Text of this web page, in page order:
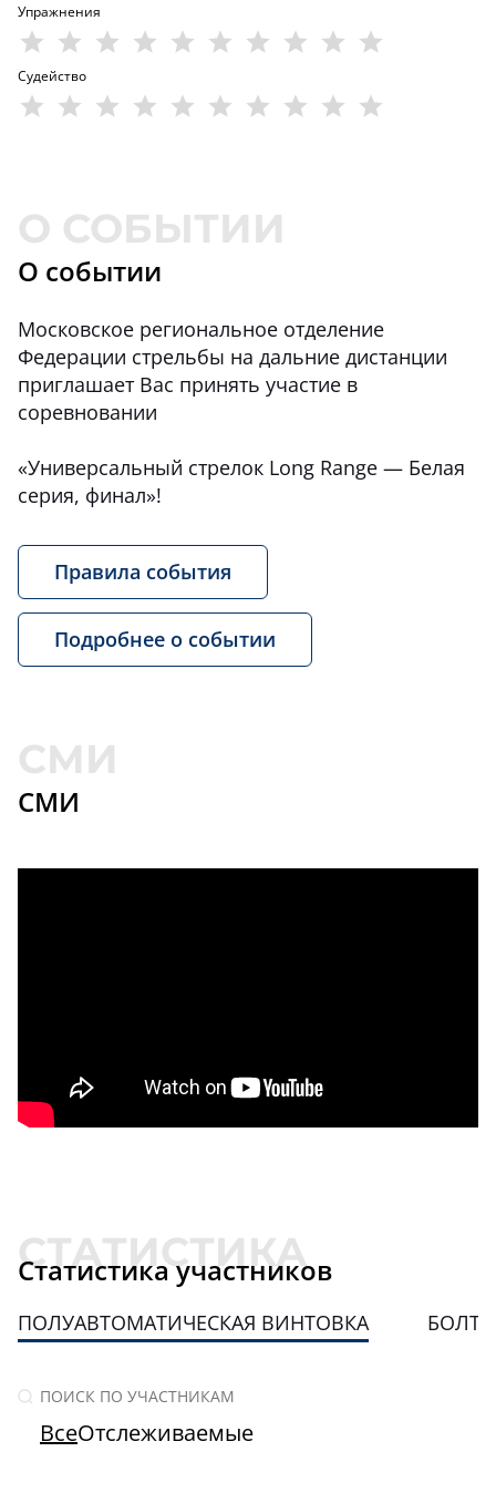
Упражнения
Судейство
О событии
Московское региональное отделение
Федерации стрельбы на дальние дистанции
приглашает Вас принять участие в
соревновании
«Универсальный стрелок Long Range — Белая
серия, финал»!
Правила события
Подробнее о событии
СМИ
Статистика участников
ПОЛУАВТОМАТИЧЕСКАЯ ВИНТОВКА
ВсеОтслеживаемые